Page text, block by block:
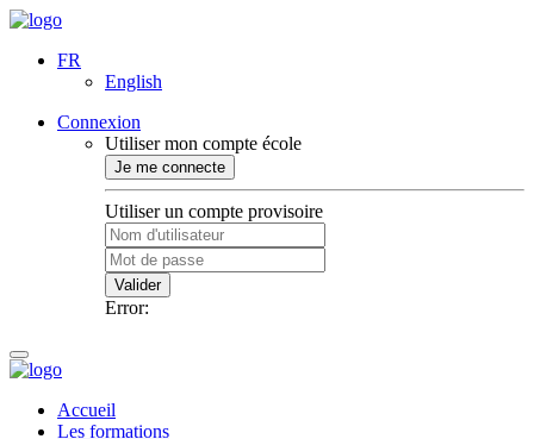
FR
English
Connexion
Utiliser mon compte école
Je me connecte
Utiliser un compte provisoire
Valider
Error:
Accueil
Les formations